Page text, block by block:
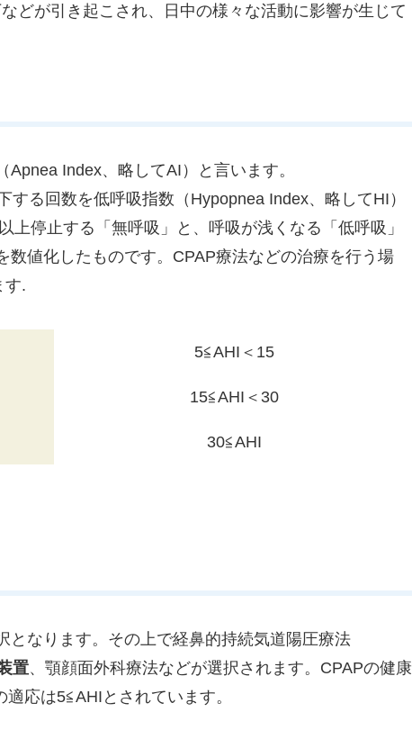
どが引き起こされ、日中の様々な活動に影響が生じて
Index、略してAI）と言います。
る回数を低呼吸指数（Hypopnea Index、略してHI）
上停止する「無呼吸」と、呼吸が浅くなる「低呼吸」
数値化したものです。CPAP療法などの治療を行う場
す.
5≦AHI＜15
15≦AHI＜30
30≦AHI
となります。その上で経鼻的持続気道陽圧療法
置、顎顔面外科療法などが選択されます。CPAPの健康
適応は5≦AHIとされています。